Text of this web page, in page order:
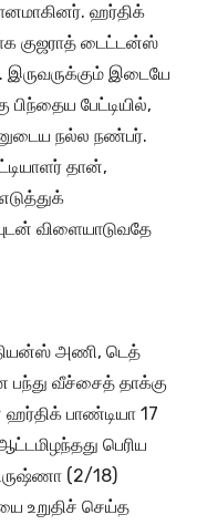
ஹர்திக்
குஜராத் டைட்டன்ஸ்
இடையே
பிந்தைய பேட்டியில்,
நல்ல நண்பர்.
தான்,
விளையாடுவதே
அணி, டெத்
பந்து வீச்சைத் தாக்கு
ஹர்திக் பாண்டியா 17
பெரிய
(2/18)
உறுதிச் செய்த